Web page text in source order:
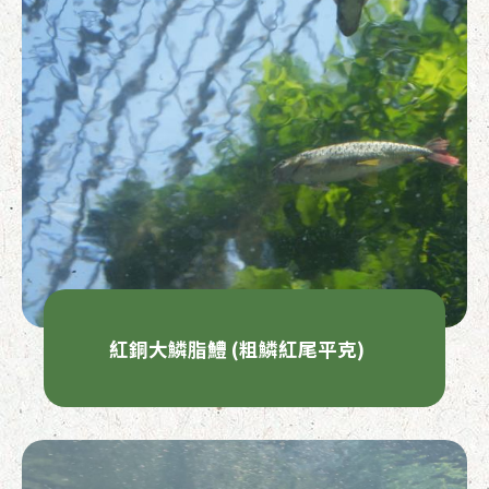
紅銅大鱗脂鱧 (粗鱗紅尾平克)